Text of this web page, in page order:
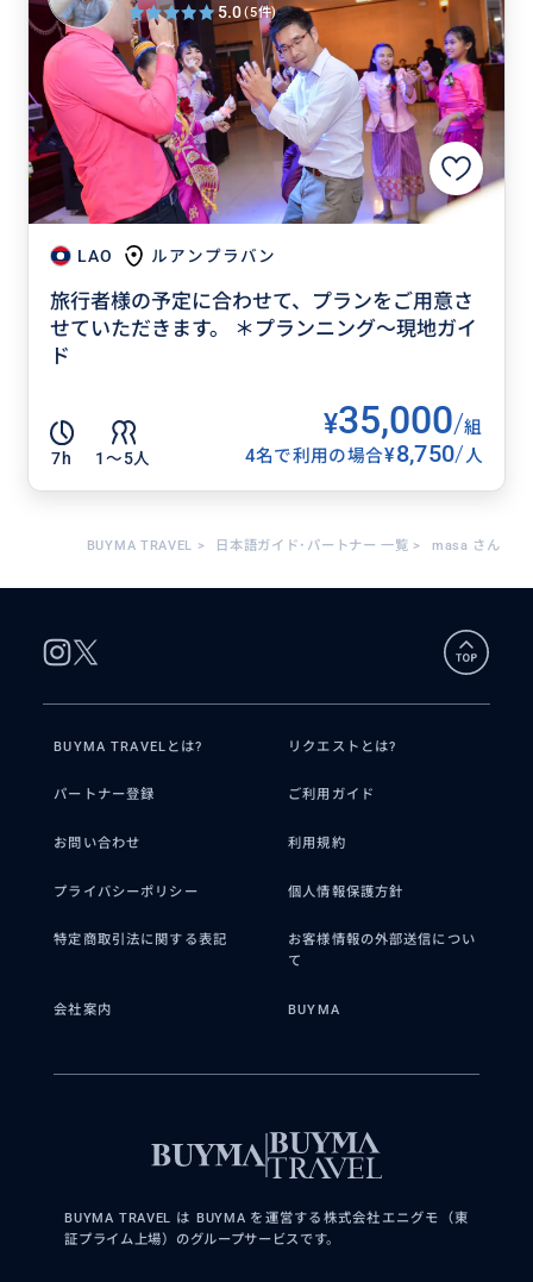
LAO ルアンプラバン
旅行者様の予定に合わせて、プランをご用意さ
せていただきます。 ＊プランニング〜現地ガイ
ド
7h 1〜5人
¥35,000/組
4名で利用の場合¥8,750/人
5.0(5件)
BUYMA TRAVEL > 日本語ガイド･パートナー 一覧 > masa さん
BUYMA TRAVELとは? リクエストとは?
パートナー登録 ご利用ガイド
お問い合わせ 利用規約
プライバシーポリシー 個人情報保護方針
特定商取引法に関する表記
お客様情報の外部送信につい
て
会社案内 BUYMA
BUYMA TRAVEL は BUYMA を運営する株式会社エニグモ（東
証プライム上場）のグループサービスです。